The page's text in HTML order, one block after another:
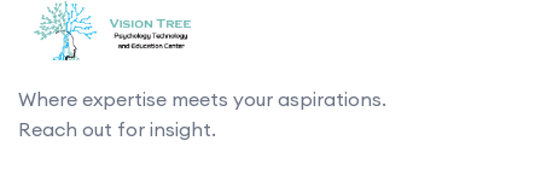
Where expertise meets your aspirations.
Reach out for insight.